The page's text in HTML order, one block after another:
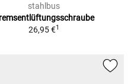
stahlbus
26,95 €1